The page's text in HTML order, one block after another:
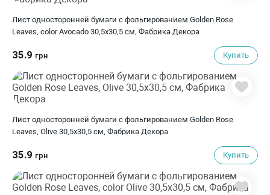
Лист односторонней бумаги с фольгированием Golden Rose
Leaves, color Avocado 30,5х30,5 см, Фабрика Декора
35.9 грн Купить
Лист односторонней бумаги с фольгированием Golden Rose
Leaves, Olive 30,5х30,5 см, Фабрика Декора
35.9 грн Купить